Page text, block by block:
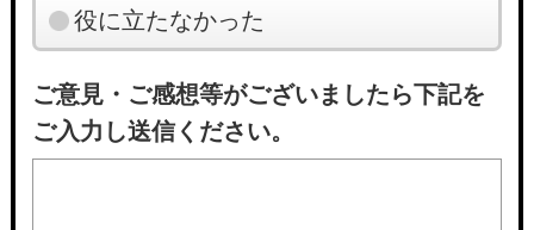
役に立たなかった
ご意見・ご感想等がございましたら下記を
ご入力し送信ください。